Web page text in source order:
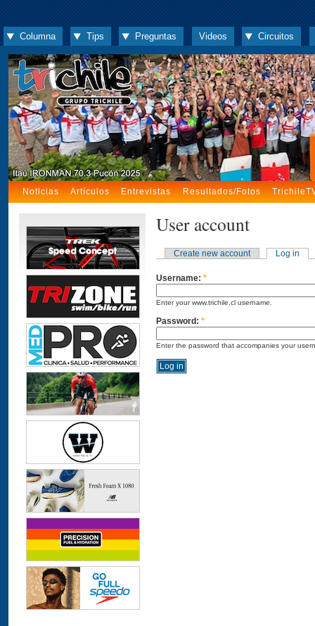
Columna Tips Preguntas Videos Circuitos
Noticias Artículos Entrevistas Resultados/Fotos
User account
Create new account Log in
Username: *
Enter your www.trichile.cl username.
Password: *
Enter the password that accompanies your